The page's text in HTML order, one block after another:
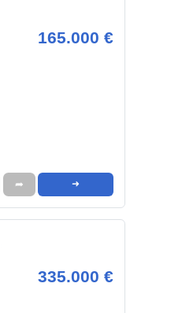
165.000 €
➦ ➜
335.000 €